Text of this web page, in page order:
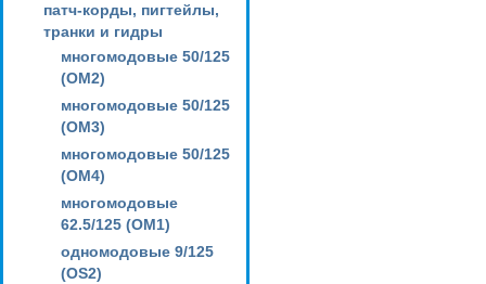
патч-корды, пигтейлы,
транки и гидры
многомодовые 50/125
(OM2)
многомодовые 50/125
(OM3)
многомодовые 50/125
(OM4)
многомодовые
62.5/125 (OM1)
одномодовые 9/125
(OS2)